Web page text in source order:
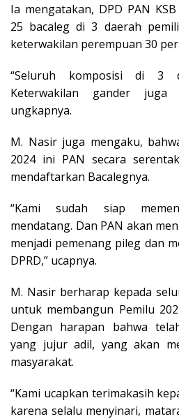
Ia mengatakan, DPD PAN
25 bacaleg di 3 daerah
keterwakilan perempuan 30
“Seluruh komposisi di 3
Keterwakilan gander juga
ungkapnya.
M. Nasir juga mengaku,
2024 ini PAN secara
mendaftarkan Bacalegnya.
“Kami sudah siap
mendatang. Dan PAN akan
menjadi pemenang pileg dan
DPRD,” ucapnya.
M. Nasir berharap kepada
untuk membangun Pemilu
Dengan harapan bahwa
yang jujur adil, yang akan
masyarakat.
“Kami ucapkan terimakasih
karena selalu menyinari,